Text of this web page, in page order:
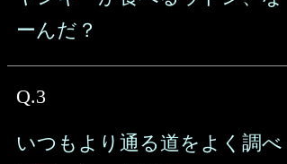
ーんだ？
Q.3
いつもより通る道をよく調べ